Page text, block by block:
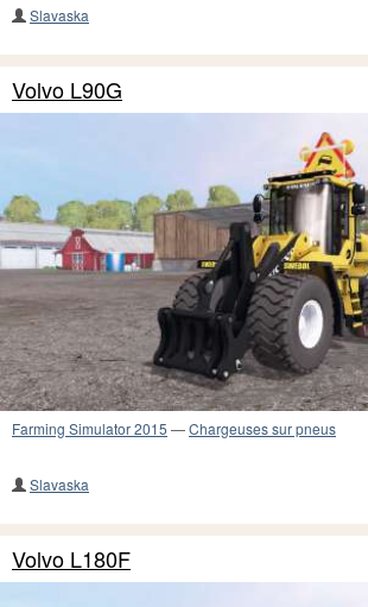
Slavaska
Volvo L90G
Farming Simulator 2015 —Chargeuses sur pneus
Slavaska
Volvo L180F